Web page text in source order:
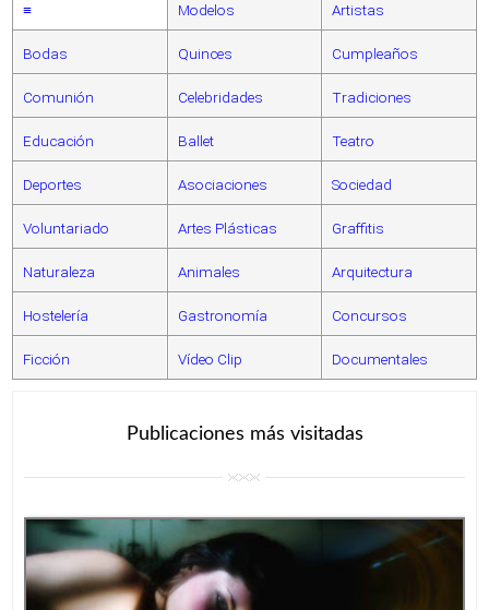
≡ Modelos Artistas
Bodas Quinces Cumpleaños
Comunión Celebridades Tradiciones
Educación Ballet Teatro
Deportes Asociaciones Sociedad
Voluntariado Artes Plásticas Graffitis
Naturaleza Animales Arquitectura
Hostelería Gastronomía Concursos
Ficción Vídeo Clip Documentales
Publicaciones más visitadas